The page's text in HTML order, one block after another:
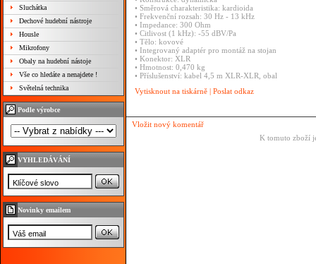
Sluchátka
Dechové hudební nástroje
Housle
Mikrofony
Obaly na hudební nástoje
Vše co hledáte a nenajdete !
Světelná technika
Podle výrobce
VYHLEDÁVÁNÍ
Novinky emailem
• Směrová charakteristika: kardioida
• Frekvenční rozsah: 30 Hz - 13 kHz
• Impedance: 300 Ohm
• Citlivost (1 kHz): -55 dBV/Pa
• Tělo: kovové
• Integrovaný adaptér pro montáž na stojan
• Konektor: XLR
• Hmotnost: 0,470 kg
• Příslušenství: kabel 4,5 m XLR-XLR, obal
Vytisknout na tiskárně | Poslat odkaz
Vložit nový komentář
K tomuto zboží